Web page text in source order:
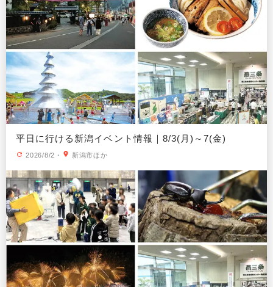
平日に行ける新潟イベント情報｜8/3(月)～7(金)
2026/8/2 ・ 新潟市ほか